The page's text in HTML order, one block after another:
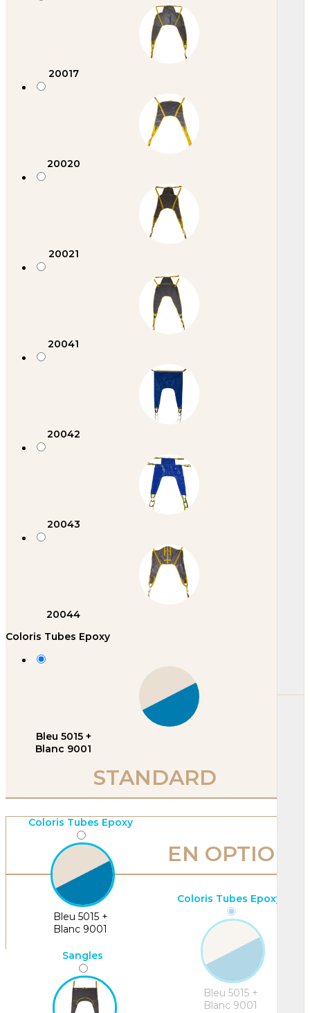
20017
20020
20021
20041
20042
20043
20044
Coloris Tubes Epoxy
Bleu 5015 +
Blanc 9001
STANDARD
Coloris Tubes Epoxy
Bleu 5015 +
Blanc 9001
Sangles
EN OPTION
Coloris Tubes Epoxy
Bleu 5015 +
Blanc 9001